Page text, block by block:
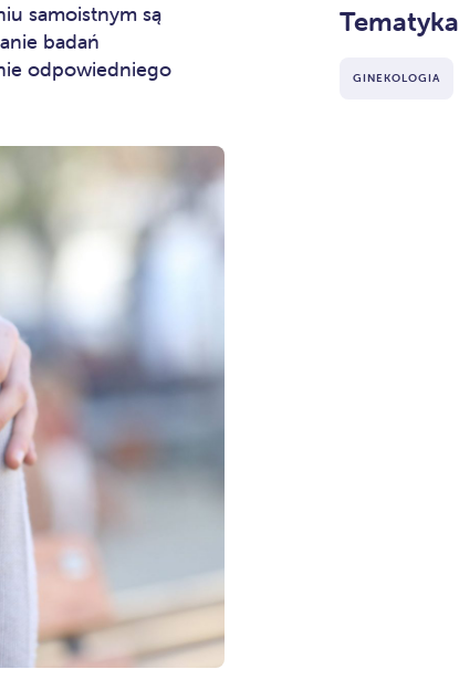
samoistnym są
badań
odpowiedniego
Tematyka
GINEKOLOGIA